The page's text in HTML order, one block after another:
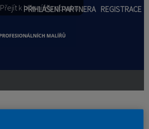
Přejít k hlavnímu obsahu
PŘIHLÁŠENÍ PARTNERA REGISTRACE